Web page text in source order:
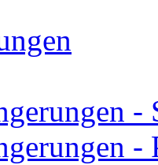
-
-